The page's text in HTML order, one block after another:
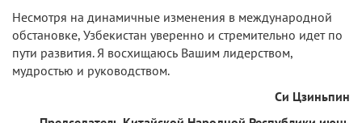
Несмотря на динамичные изменения в международной
обстановке, Узбекистан уверенно и стремительно идет по
пути развития. Я восхищаюсь Вашим лидерством,
мудростью и руководством.
Си Цзиньпин